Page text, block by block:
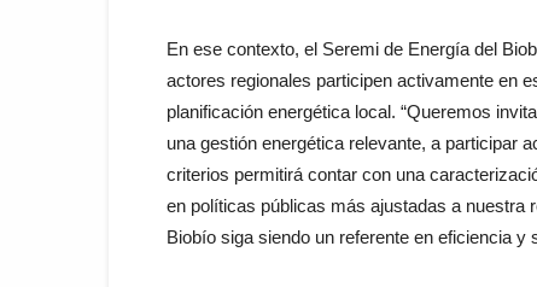
En ese contexto, el Seremi de Energía del
actores regionales participen activamente en
planificación energética local. “Queremos
una gestión energética relevante, a participar
criterios permitirá contar con una
en políticas públicas más ajustadas a nuestra
Biobío siga siendo un referente en eficiencia y